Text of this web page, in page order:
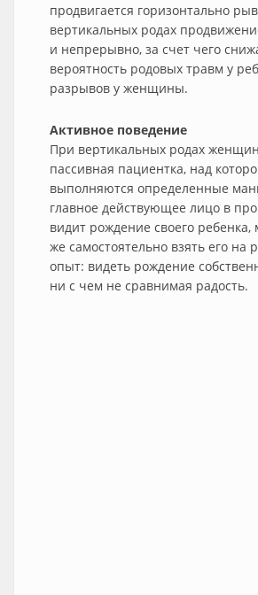
продвигается горизонтально
вертикальных родах
и непрерывно, за счет чего
вероятность родовых травм у
разрывов у женщины.
Активное поведение
При вертикальных родах
пассивная пациентка, над
выполняются определенные
главное действующее лицо в
видит рождение своего ребенка,
же самостоятельно взять его на
опыт: видеть рождение
ни с чем не сравнимая радость.